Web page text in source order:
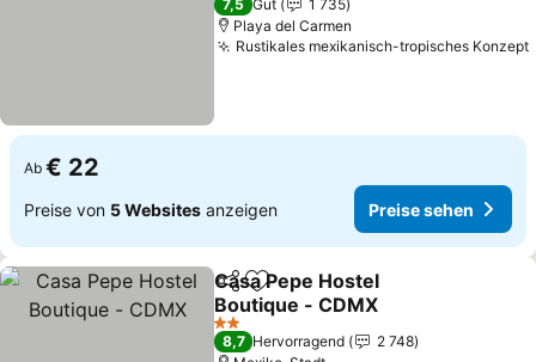
7,5 Gut
1 735
Playa del Carmen
Rustikales mexikanisch-tropisches Konzept
Ab € 22
Preise von 5 Websites anzeigen Preise sehen
TeilenZu Favoriten hinzufügen
Casa Pepe Hostel
Boutique - CDMX
2 Sterne
8,7 Hervorragend
2 748